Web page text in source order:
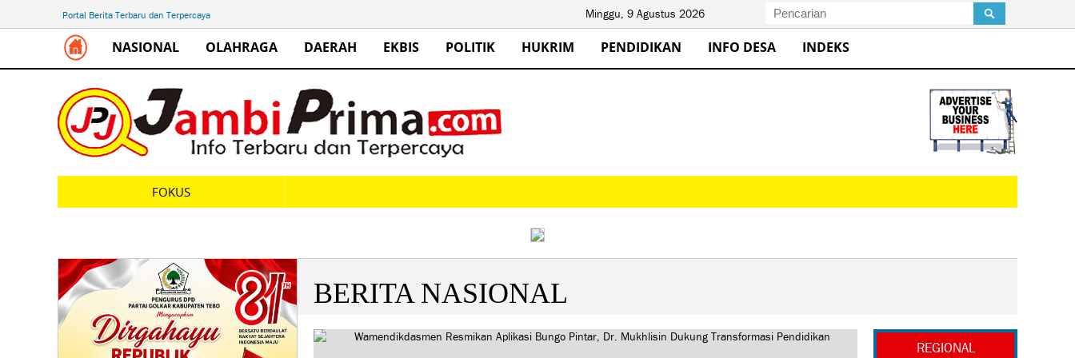
Portal Berita Terbaru dan Terpercaya Minggu, 9 Agustus 2026
NASIONAL OLAHRAGA DAERAH EKBIS POLITIK HUKRIM PENDIDIKAN INFO DESA INDEKS
FOKUS
BERITA NASIONAL
REGIONAL